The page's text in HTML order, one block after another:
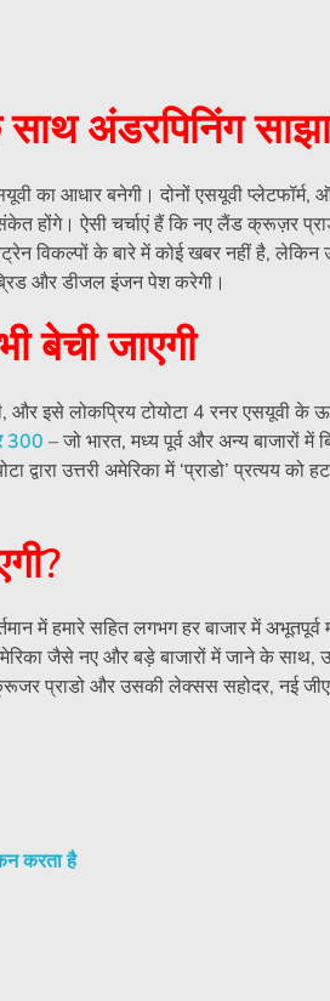
अंडरपिनिंग
का आधार बनेगी। दोनों एसयूवी
होंगे। ऐसी चर्चाएं हैं कि नए लैंड क्रूज़र
के बारे में कोई खबर नहीं है, लेकिन
और डीजल इंजन पेश करेगी।
बेची जाएगी
और इसे लोकप्रिय टोयोटा 4 रनर एसयूवी के
300 – जो भारत, मध्य पूर्व और अन्य बाजारों में
उत्तरी अमेरिका में ‘प्राडो’ प्रत्यय को
में हमारे सहित लगभग हर बाजार में अभूतपूर्व
जैसे नए और बड़े बाजारों में जाने के साथ,
प्राडो और उसकी लेक्सस सहोदर, नई
करता है